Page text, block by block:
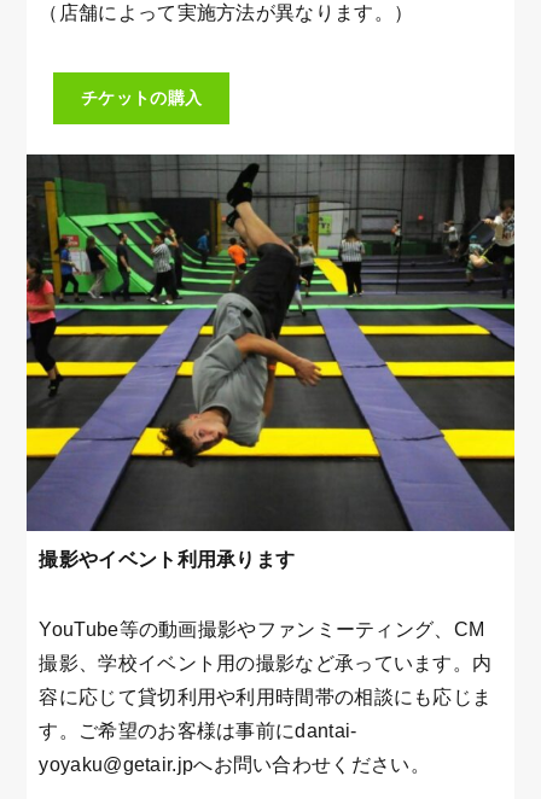
（店舗によって実施方法が異なります。）
チケットの購入
撮影やイベント利用承ります
YouTube等の動画撮影やファンミーティング、CM
撮影、学校イベント用の撮影など承っています。内
容に応じて貸切利用や利用時間帯の相談にも応じま
す。ご希望のお客様は事前にdantai-
yoyaku@getair.jpへお問い合わせください。